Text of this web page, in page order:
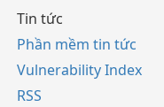
Tin tức
Phần mềm tin tức
Vulnerability Index
RSS